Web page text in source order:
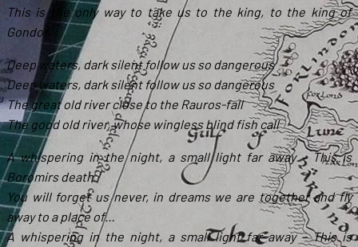
This is the only way to take us to the king, to the king of
Gondor
Deep waters, dark silent follow us so dangerous
Deep waters, dark silent follow us so dangerous
The great old river close to the Rauros-fall
The good old river, whose wingless blind fish call
A whispering in the night, a small light far away – This is
Boromirs death
You will forget us never, in dreams we are together and fly
away to a place of…
A whispering in the night, a small light far away – This is